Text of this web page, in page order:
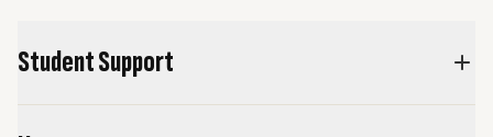
Student Support